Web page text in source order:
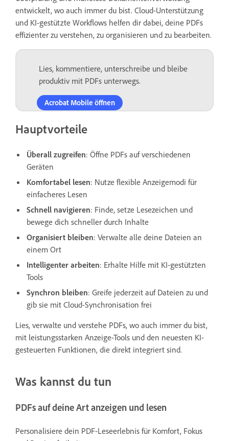
entwickelt, wo auch immer du bist. Cloud-Unterstützung
und KI-gestützte Workflows helfen dir dabei, deine PDFs
effizienter zu verstehen, zu organisieren und zu bearbeiten.
Lies, kommentiere, unterschreibe und bleibe
produktiv mit PDFs unterwegs.
Acrobat Mobile öffnen
Hauptvorteile
Überall zugreifen: Öffne PDFs auf verschiedenen
Geräten
Komfortabel lesen: Nutze flexible Anzeigemodi für
einfacheres Lesen
Schnell navigieren: Finde, setze Lesezeichen und
bewege dich schneller durch Inhalte
Organisiert bleiben: Verwalte alle deine Dateien an
einem Ort
Intelligenter arbeiten: Erhalte Hilfe mit KI-gestützten
Tools
Synchron bleiben: Greife jederzeit auf Dateien zu und
gib sie mit Cloud-Synchronisation frei
Lies, verwalte und verstehe PDFs, wo auch immer du bist,
mit leistungsstarken Anzeige-Tools und den neuesten KI-
gesteuerten Funktionen, die direkt integriert sind.
Was kannst du tun
PDFs auf deine Art anzeigen und lesen
Personalisiere dein PDF-Leseerlebnis für Komfort, Fokus